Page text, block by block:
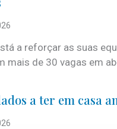
a reforçar as suas
mais de 30 vagas em
a ter em casa